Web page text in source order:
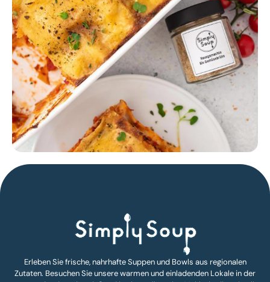
Erleben Sie frische, nahrhafte Suppen und Bowls aus regionalen
Zutaten. Besuchen Sie unsere warmen und einladenden Lokale in der